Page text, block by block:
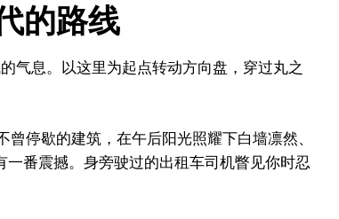
的路线
气息。以这里为起点转动方向盘，穿过丸之
停歇的建筑，在午后阳光照耀下白墙凛然、
番震撼。身旁驶过的出租车司机瞥见你时忍